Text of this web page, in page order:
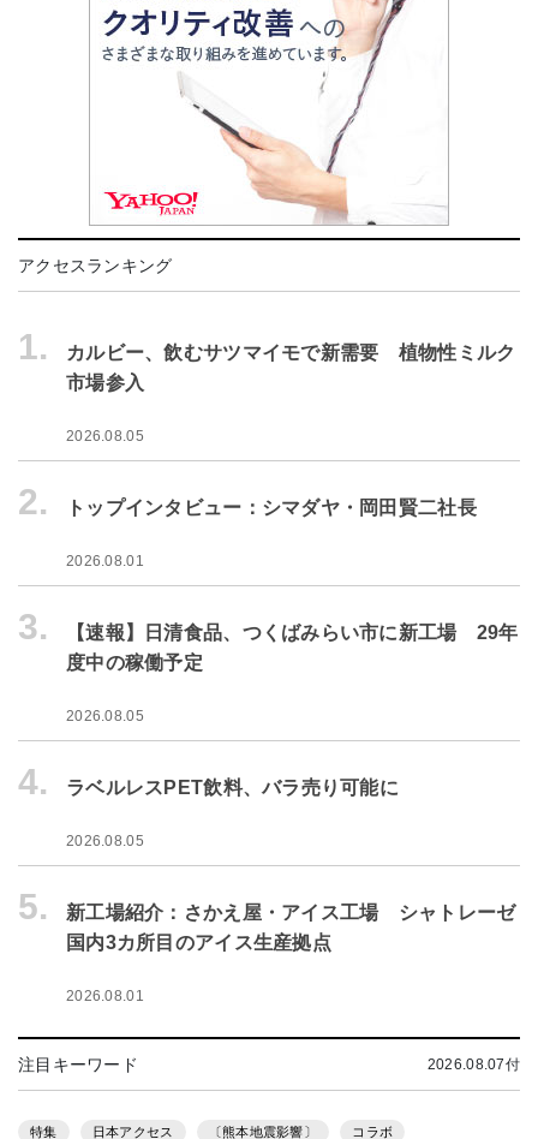
アクセスランキング
1.
カルビー、飲むサツマイモで新需要 植物性ミルク
市場参入
2026.08.05
2. トップインタビュー：シマダヤ・岡田賢二社長
2026.08.01
3.
【速報】日清食品、つくばみらい市に新工場 29年
度中の稼働予定
2026.08.05
4. ラベルレスPET飲料、バラ売り可能に
2026.08.05
5.
新工場紹介：さかえ屋・アイス工場 シャトレーゼ
国内3カ所目のアイス生産拠点
2026.08.01
注目キーワード 2026.08.07付
特集 日本アクセス 〔熊本地震影響〕 コラボ